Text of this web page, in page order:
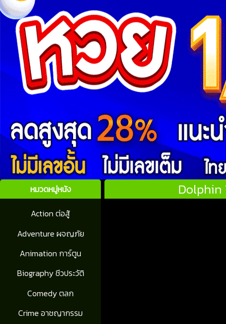
หมวดหมู่หนัง
Action ต่อสู้
Adventure ผจญภัย
Animation การ์ตูน
Biography ชีวประวัติ
Comedy ตลก
Crime อาชญากรรม
Dolphin